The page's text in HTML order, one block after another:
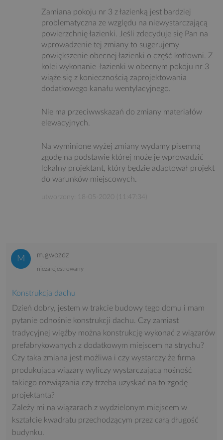
Zamiana pokoju nr 3 z łazienką jest bardziej
problematyczna ze względu na niewystarczającą
powierzchnię łazienki. Jeśli zdecyduje się Pan na
wprowadzenie tej zmiany to sugerujemy
powiększenie obecnej łazienki o część kotłowni. Z
kolei wykonanie łazienki w obecnym pokoju nr 3
wiąże się z koniecznością zaprojektowania
dodatkowego kanału wentylacyjnego.
Nie ma przeciwwskazań do zmiany materiałów
elewacyjnych.
Na wyminione wyżej zmiany wydamy pisemną
zgodę na podstawie której może je wprowadzić
lokalny projektant, który będzie adaptował projekt
do warunków miejscowych.
utworzony: 18-05-2020 (11:47:34)
m.gwozdz
niezarejestrowany
Konstrukcja dachu
Dzień dobry, jestem w trakcie budowy tego domu i mam
pytanie odnośnie konstrukcji dachu. Czy zamiast
tradycyjnej więźby można konstrukcję wykonać z wiązarów
prefabrykowanych z dodatkowym miejscem na strychu?
Czy taka zmiana jest możliwa i czy wystarczy że firma
produkująca wiązary wyliczy wystarczającą nośność
takiego rozwiązania czy trzeba uzyskać na to zgodę
projektanta?
Zależy mi na wiązarach z wydzielonym miejscem w
kształcie kwadratu przechodzącym przez całą długość
budynku.